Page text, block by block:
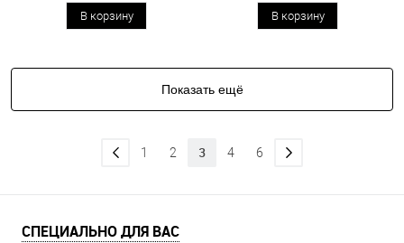
В корзину
В корзину
Показать ещё
1 2 3 4 6
СПЕЦИАЛЬНО ДЛЯ ВАС